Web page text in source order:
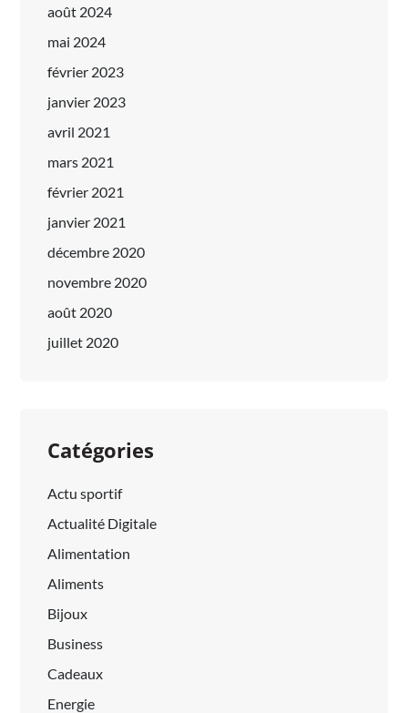
août 2024
mai 2024
février 2023
janvier 2023
avril 2021
mars 2021
février 2021
janvier 2021
décembre 2020
novembre 2020
août 2020
juillet 2020
Catégories
Actu sportif
Actualité Digitale
Alimentation
Aliments
Bijoux
Business
Cadeaux
Energie